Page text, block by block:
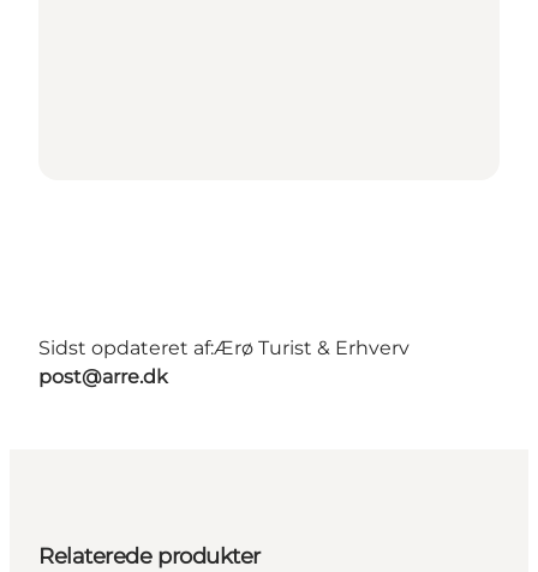
Sidst opdateret af:Ærø Turist & Erhverv
post@arre.dk
Relaterede produkter